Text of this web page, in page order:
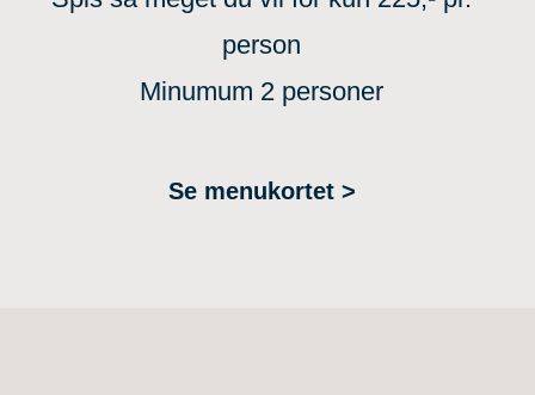
person
Minumum 2 personer
Se menukortet >